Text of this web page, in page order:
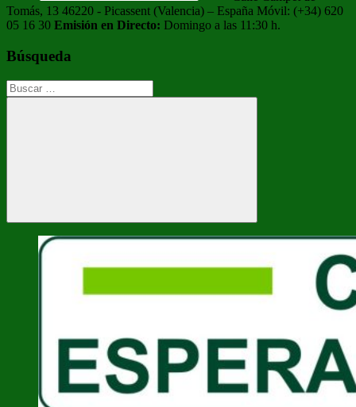
Tomás, 13 46220 - Picassent (Valencia) – España Móvil: (+34) 620
05 16 30 Emisión en Directo: Domingo a las 11:30 h.
Búsqueda
Buscar:
Buscar